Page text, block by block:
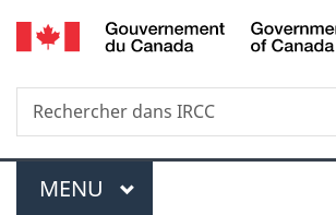
Passer
au
Passer
à
du
Passer
à
simplifiée
Recherche
Rechercher
dans
Menu
MENU PRINCIPAL